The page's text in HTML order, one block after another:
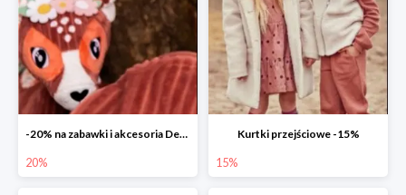
-20% na zabawki i akcesoria Deglingos
20%
Kurtki przejściowe -15%
15%